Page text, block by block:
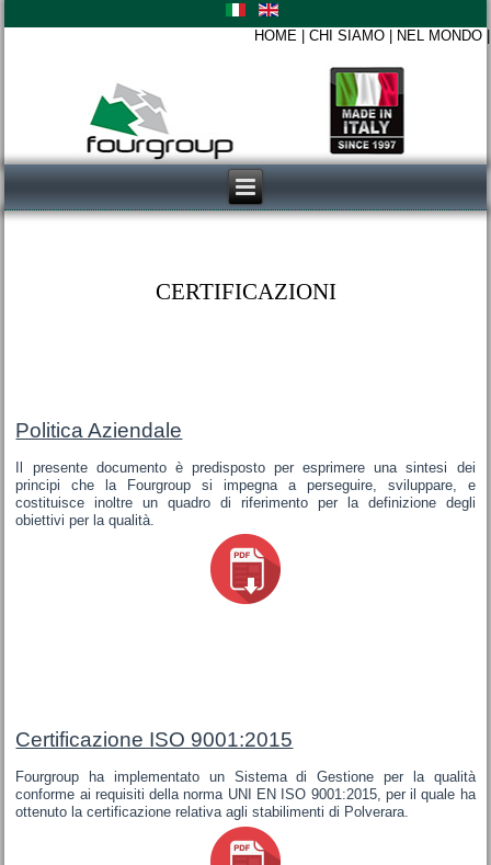
HOME| CHI SIAMO| NEL MONDO
CERTIFICAZIONI
Politica Aziendale
Il presente documento è predisposto per esprimere una sintesi dei
principi che la Fourgroup si impegna a perseguire, sviluppare, e
costituisce inoltre un quadro di riferimento per la definizione degli
obiettivi per la qualità.
Certificazione ISO 9001:2015
Fourgroup ha implementato un Sistema di Gestione per la qualità
conforme ai requisiti della norma UNI EN ISO 9001:2015, per il quale ha
ottenuto la certificazione relativa agli stabilimenti di Polverara.